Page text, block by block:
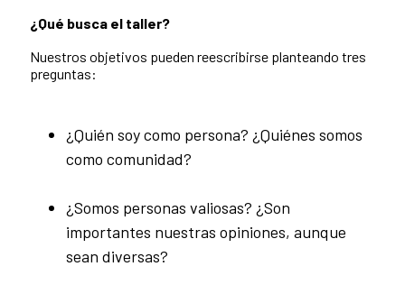
¿Qué busca el taller?
Nuestros objetivos pueden reescribirse planteando tres
preguntas:
¿Quién soy como persona? ¿Quiénes somos
como comunidad?
¿Somos personas valiosas? ¿Son
importantes nuestras opiniones, aunque
sean diversas?